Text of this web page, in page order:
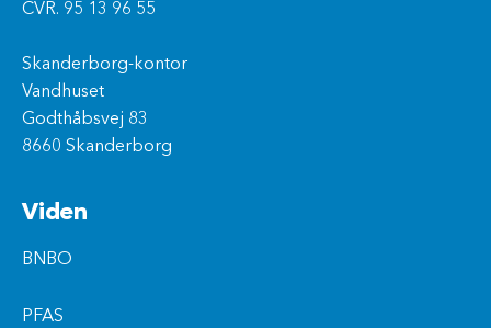
CVR. 95 13 96 55
Skanderborg-kontor
Vandhuset
Godthåbsvej 83
8660 Skanderborg
Viden
BNBO
PFAS